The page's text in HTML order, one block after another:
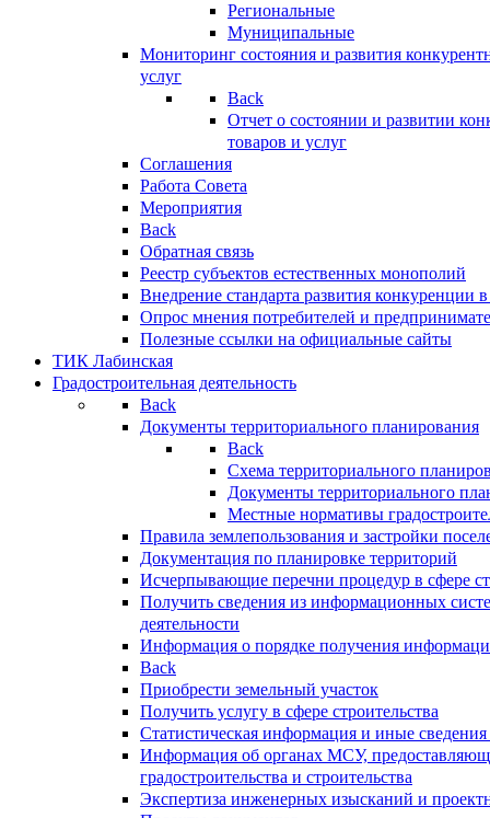
Региональные
Муниципальные
Мониторинг состояния и развития
услуг
Back
Отчет о состоянии и развитии
товаров и услуг
Соглашения
Работа Совета
Мероприятия
Back
Обратная связь
Реестр субъектов естественных монополий
Внедрение стандарта развития конкуренции
Опрос мнения потребителей и
Полезные ссылки на официальные сайты
ТИК Лабинская
Градостроительная деятельность
Back
Документы территориального планирования
Back
Схема территориального
Документы территориального
Местные нормативы
Правила землепользования и застройки
Документация по планировке территорий
Исчерпывающие перечни процедур в сфере
Получить сведения из информационных
деятельности
Информация о порядке получения
Back
Приобрести земельный участок
Получить услугу в сфере строительства
Статистическая информация и иные сведения
Информация об органах МСУ,
градостроительства и строительства
Экспертиза инженерных изысканий и